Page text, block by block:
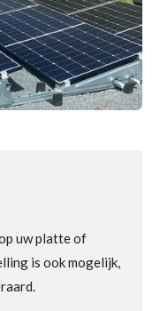
uw platte of
is ook mogelijk,